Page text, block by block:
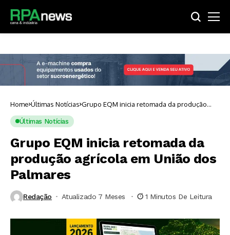
Home Últimas Notícias Grupo EQM inicia retomada da produção
agrícola em União dos Palmares
Últimas Notícias
Grupo EQM inicia retomada da
produção agrícola em União dos
Palmares
Redação Atualizado 7 Meses ⁮ 1 Minutos De Leitura